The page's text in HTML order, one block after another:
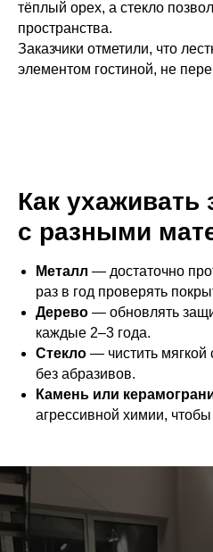
тёплый орех, а стекло
пространства.
Заказчики отметили, что
элементом гостиной, не
Как ухаживать
с разными
Металл — достаточно
раз в год проверять
Дерево — обновлять
каждые 2–3 года.
Стекло — чистить мягкой
без абразивов.
Камень или
агрессивной химии,